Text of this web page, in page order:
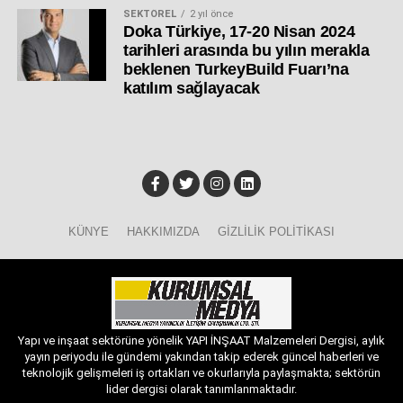
Sektörümüze ve insanımıza daima daha gelişmişini
sunmayı, bu topraklara olan sorumluluğumuz olarak
görüyoruz” dedi.
Çelik: “Trabzon’un Çehresini Yenilikçi Ürünlerimizle
Filli Boya teknolojisiyle eşlik ettiklerini belirten
Bölge Müdürü Adem Çelik, kentin çehresini değiştiren
kimliğini ve konforunu yukarılara taşımaktan gurur
duyduklarını ifade eden Çelik, “Trabzon Belediyesi’nin
şehrin estetiğini ve altyapısını modernize etmek amacıyla
yürüttüğü projelerin ana çözüm ortağı olmaktan büyük
mutluluk duyuyoruz. Kentin ana caddelerini yenileyen,
eskiyen kaldırımları modernize ederek standardize eden
yerel kalkınma projelerinde Filli Boya ürünleri tercih
edildi. Belediyemizin yürüttüğü bu estetik ve modern
SEKTÖREL 2 yıl önce
Doka Türkiye, 17-20 Nisan 2024
tarihleri arasında bu yılın merakla
beklenen TurkeyBuild Fuarı’na
katılım sağlayacak
KÜNYE HAKKIMIZDA GIZLILIK POLITIKASI
Yapı ve inşaat sektörüne yönelik YAPI İNŞAAT Malzemeleri Dergisi, aylık
yayın periyodu ile gündemi yakından takip ederek güncel haberleri ve
teknolojik gelişmeleri iş ortakları ve okurlarıyla paylaşmakta; sektörün
lider dergisi olarak tanımlanmaktadır.